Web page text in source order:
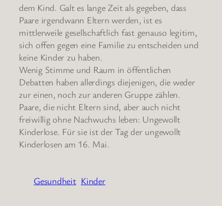
dem Kind. Galt es lange Zeit als gegeben, dass
Paare irgendwann Eltern werden, ist es
mittlerweile gesellschaftlich fast genauso legitim,
sich offen gegen eine Familie zu entscheiden und
keine Kinder zu haben.
Wenig Stimme und Raum in öffentlichen
Debatten haben allerdings diejenigen, die weder
zur einen, noch zur anderen Gruppe zählen.
Paare, die nicht Eltern sind, aber auch nicht
freiwillig ohne Nachwuchs leben: Ungewollt
Kinderlose. Für sie ist der Tag der ungewollt
Kinderlosen am 16. Mai.
Gesundheit Kinder